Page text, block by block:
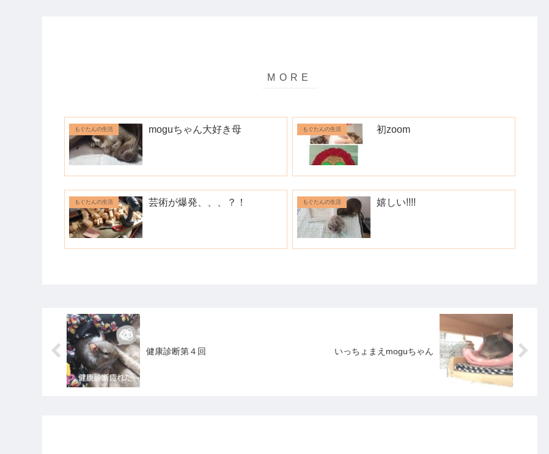
もぐたんの生活 moguちゃん大好き母 もぐたんの生活 初zoom
もぐたんの生活 芸術が爆発、、、？！ もぐたんの生活 嬉しい!!!!
健康診断第４回 いっちょまえmoguちゃん